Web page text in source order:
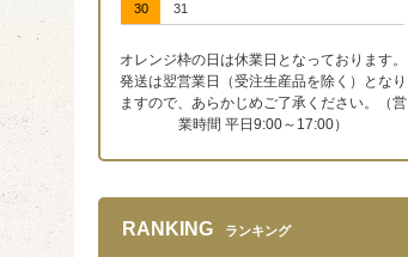
30 31
オレンジ枠の日は休業日となっております。
発送は翌営業日（受注生産品を除く）となり
ますので、あらかじめご了承ください。（営
業時間 平日9:00～17:00）
RANKING ランキング